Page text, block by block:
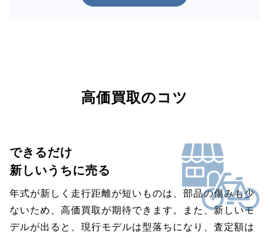
高価買取のコツ
できるだけ
新しいうちに売る
年式が新しく走行距離が短いものは、部品の傷みも少
ないため、高価買取が期待できます。また、新しいモ
デルが出ると、現行モデルは型落ちになり、査定額は